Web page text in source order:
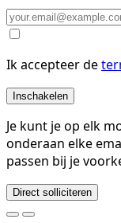
Ik accepteer de
Inschakelen
Je kunt je op elk
onderaan elke
passen bij je
Direct solliciteren